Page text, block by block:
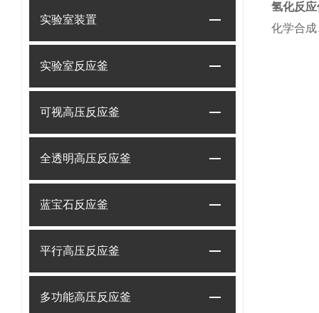
实验室装置
实验室反应釜
可视高压反应釜
全透明高压反应釜
蓝宝石反应釜
平行高压反应釜
多功能高压反应釜
氢化反应
化学合成